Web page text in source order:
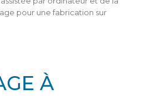
pour une fabrication sur
À